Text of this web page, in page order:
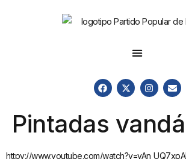
Pintadas
httpv://www.youtube.com/